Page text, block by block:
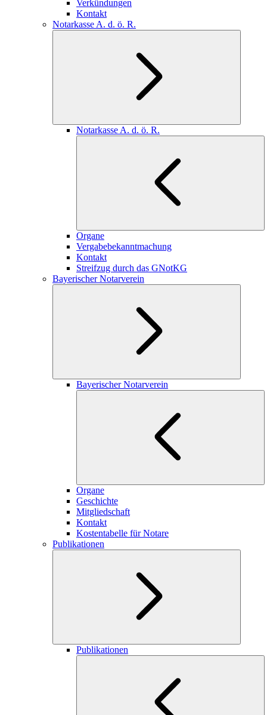
Verkündungen
Kontakt
Notarkasse A. d. ö. R.
Notarkasse A. d. ö. R.
Organe
Vergabebekanntmachung
Kontakt
Streifzug durch das GNotKG
Bayerischer Notarverein
Bayerischer Notarverein
Organe
Geschichte
Mitgliedschaft
Kontakt
Kostentabelle für Notare
Publikationen
Publikationen